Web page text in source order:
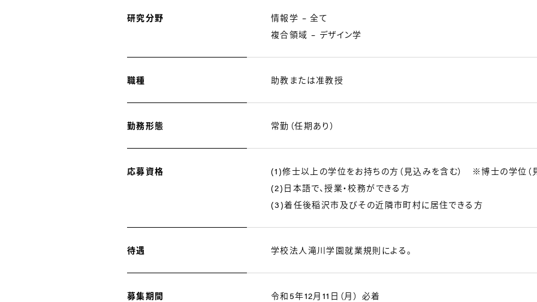
研究分野
情報学 – 全て
複合領域 – デザイン学
職種 助教または准教授
勤務形態 常勤（任期あり）
応募資格
(1)修士以上の学位をお持ちの方（見込みを含む） ※博士の学位（
(2)日本語で、授業・校務ができる方
(3)着任後稲沢市及びその近隣市町村に居住できる方
待遇 学校法人滝川学園就業規則による。
募集期間 令和5年12月11日（月） 必着